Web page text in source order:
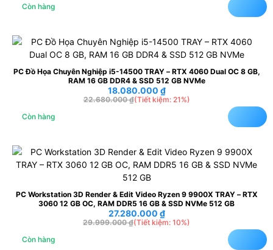
Còn hàng
PC Đồ Họa Chuyên Nghiệp i5-14500 TRAY – RTX 4060 Dual OC 8 GB,
RAM 16 GB DDR4 & SSD 512 GB NVMe
(Tiết kiệm: 21%)
22.680.000₫
18.080.000 ₫
Còn hàng
PC Workstation 3D Render & Edit Video Ryzen 9 9900X TRAY – RTX
3060 12 GB OC, RAM DDR5 16 GB & SSD NVMe 512 GB
(Tiết kiệm: 10%)
29.999.000₫
27.280.000 ₫
Còn hàng